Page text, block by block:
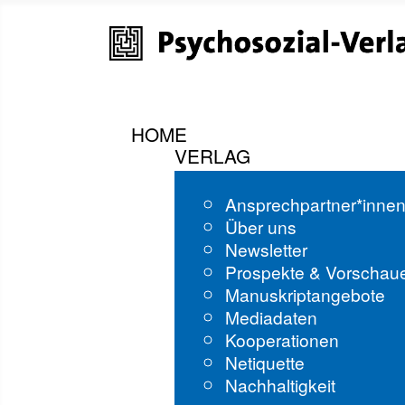
HOME
VERLAG
Über uns
Newsletter
Prospekte &
Manuskriptangebote
Mediadaten
Kooperationen
Netiquette
Nachhaltigkeit